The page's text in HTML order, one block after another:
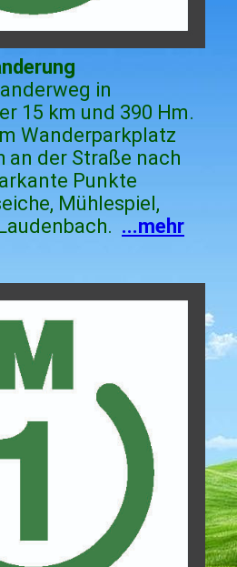
in
15 km und 390 Hm.
Wanderparkplatz
an der Straße nach
Punkte
Mühlespiel,
...mehr